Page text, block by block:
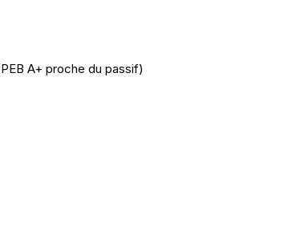
A+ proche du passif)